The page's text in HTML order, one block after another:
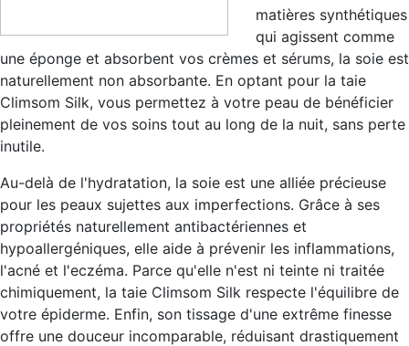
matières synthétiques
qui agissent comme
une éponge et absorbent vos crèmes et sérums, la soie est
naturellement non absorbante. En optant pour la taie
Climsom Silk, vous permettez à votre peau de bénéficier
pleinement de vos soins tout au long de la nuit, sans perte
inutile.
Au-delà de l'hydratation, la soie est une alliée précieuse
pour les peaux sujettes aux imperfections. Grâce à ses
propriétés naturellement antibactériennes et
hypoallergéniques, elle aide à prévenir les inflammations,
l'acné et l'eczéma. Parce qu'elle n'est ni teinte ni traitée
chimiquement, la taie Climsom Silk respecte l'équilibre de
votre épiderme. Enfin, son tissage d'une extrême finesse
offre une douceur incomparable, réduisant drastiquement